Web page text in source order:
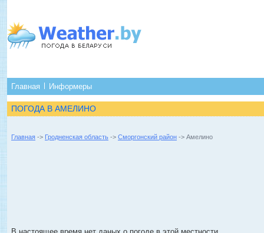
Главная Информеры
ПОГОДА В АМЕЛИНО
Главная -> Гродненская область -> Сморгонский район -> Амелино